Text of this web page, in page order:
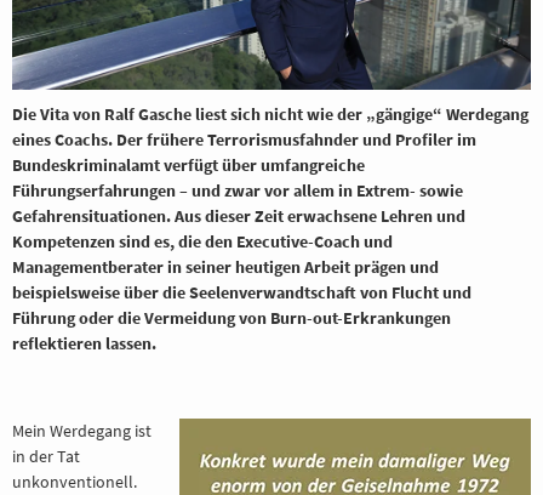
Die Vita von Ralf Gasche liest sich nicht wie der „gängige“ Werdegang
eines Coachs. Der frühere Terrorismusfahnder und Profiler im
Bundeskriminalamt verfügt über umfangreiche
Führungserfahrungen – und zwar vor allem in Extrem- sowie
Gefahrensituationen. Aus dieser Zeit erwachsene Lehren und
Kompetenzen sind es, die den Executive-Coach und
Managementberater in seiner heutigen Arbeit prägen und
beispielsweise über die Seelenverwandtschaft von Flucht und
Führung oder die Vermeidung von Burn-out-Erkrankungen
reflektieren lassen.
Mein Werdegang ist
in der Tat
unkonventionell.